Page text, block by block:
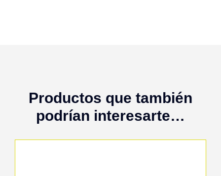
Productos que también
podrían interesarte…